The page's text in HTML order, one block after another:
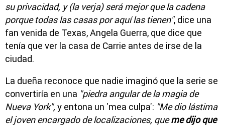
su privacidad, y (la verja) será mejor que la cadena
porque todas las casas por aquí las tienen", dice una
fan venida de Texas, Angela Guerra, que dice que
tenía que ver la casa de Carrie antes de irse de la
ciudad.
La dueña reconoce que nadie imaginó que la serie se
convertiría en una "piedra angular de la magia de
Nueva York", y entona un 'mea culpa': "Me dio lástima
el joven encargado de localizaciones, queme dijo que